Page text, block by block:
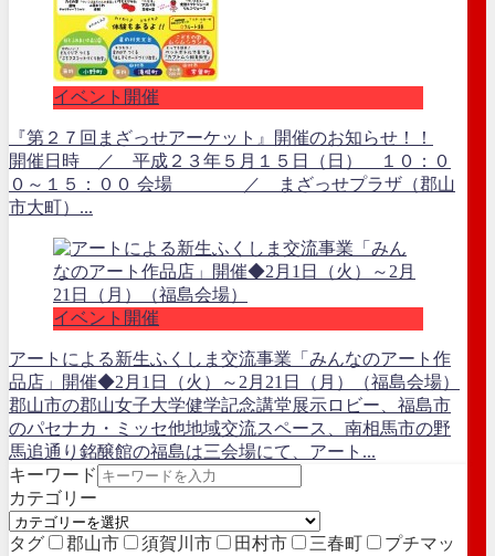
イベント開催
『第２７回まざっせアーケット』開催のお知らせ！！
開催日時 ／ 平成２３年５月１５日（日） １０：０
０～１５：００ 会場 ／ まざっせプラザ（郡山
市大町）...
イベント開催
アートによる新生ふくしま交流事業「みんなのアート作
品店」開催◆2月1日（火）～2月21日（月）（福島会場）
郡山市の郡山女子大学健学記念講堂展示ロビー、福島市
のパセナカ・ミッセ他地域交流スペース、南相馬市の野
馬追通り銘醸館の福島は三会場にて、アート...
キーワード
カテゴリー
タグ 郡山市 須賀川市 田村市 三春町
プチマッ